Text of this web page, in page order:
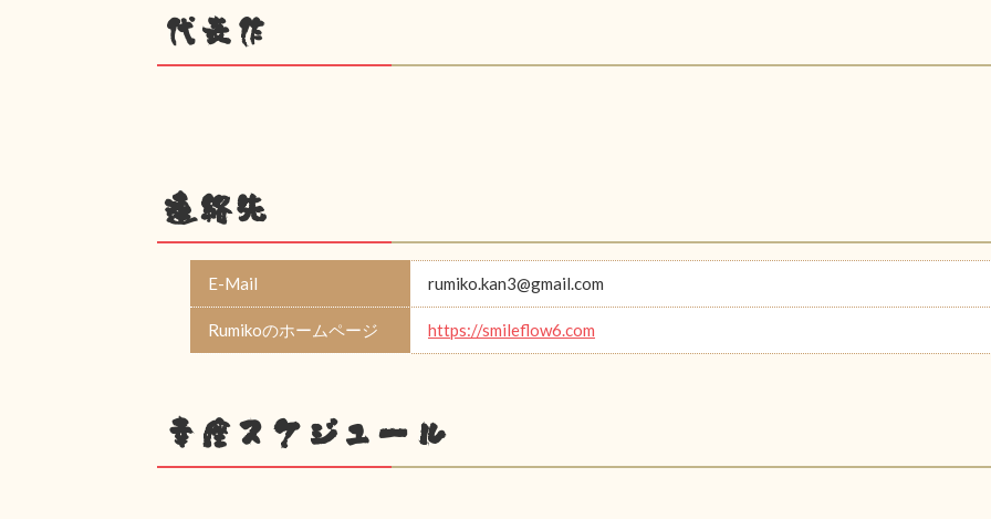
代表作
連絡先
E-Mail rumiko.kan3@gmail.com
Rumikoのホームページ https://smileflow6.com
幸座スケジュール